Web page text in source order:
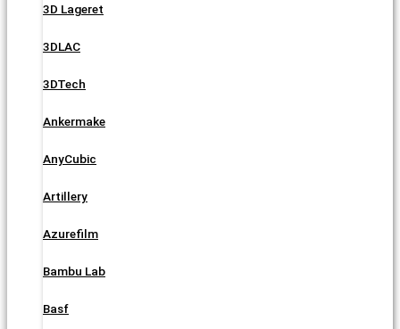
3D Lageret
3DLAC
3DTech
Ankermake
AnyCubic
Artillery
Azurefilm
Bambu Lab
Basf